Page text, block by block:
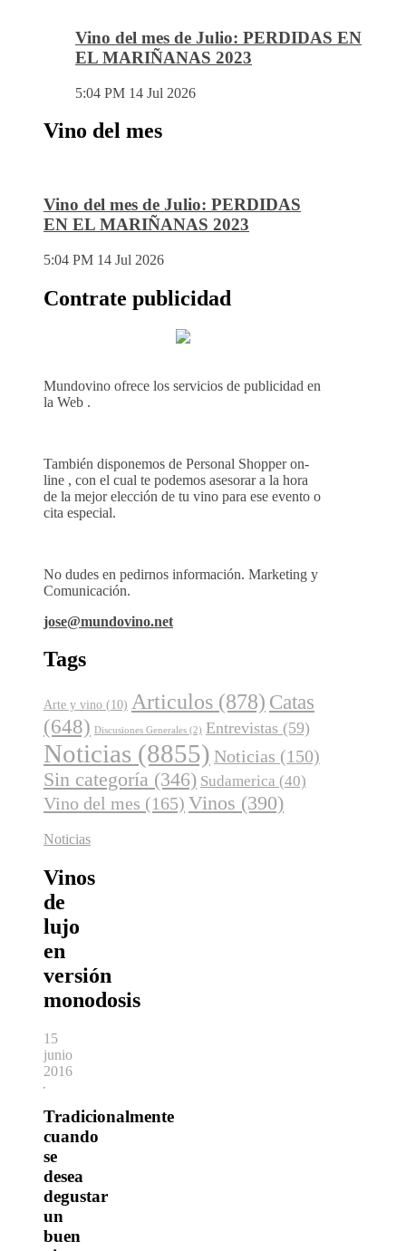
Vino del mes de Julio: PERDIDAS EN
EL MARIÑANAS 2023
5:04 PM 14 Jul 2026
Vino del mes
Vino del mes de Julio: PERDIDAS
EN EL MARIÑANAS 2023
5:04 PM 14 Jul 2026
Contrate publicidad
Mundovino ofrece los servicios de publicidad en
la Web .
También disponemos de Personal Shopper on-
line , con el cual te podemos asesorar a la hora
de la mejor elección de tu vino para ese evento o
cita especial.
No dudes en pedirnos información. Marketing y
Comunicación.
jose@mundovino.net
Tags
Arte y vino (10) Articulos (878) Catas
(648) Discusiones Generales (2) Entrevistas (59)
Noticias (8855) Noticias (150)
Sin categoría (346) Sudamerica (40)
Vino del mes (165) Vinos (390)
Noticias
Vinos
de
lujo
en
versión
monodosis
15
junio
2016
Tradicionalmente
cuando
se
desea
degustar
un
buen